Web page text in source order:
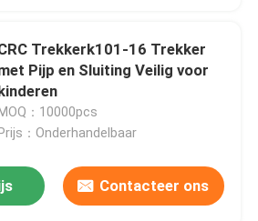
Trekkerk101-16 Trekker
Pijp en Sluiting Veilig voor
MOQ：10000pcs
Prijs：Onderhandelbaar
Contacteer ons